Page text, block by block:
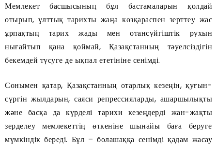
Мемлекет басшысының бұл бастамаларын қолдай
отырып, ұлттық тарихты жаңа көзқараспен зерттеу жас
ұрпақтың тарих жады мен отансүйгіштік рухын
нығайтып қана қоймай, Қазақстанның тәуелсіздігін
бекемдей түсуге де ықпал ететініне сенімді.
Сонымен қатар, Қазақстанның отарлық кезеңін, қуғын-
сүргін жылдарын, саяси репрессияларды, ашаршылықты
және басқа да күрделі тарихи кезеңдерді жан-жақты
зерделеу мемлекеттің өткеніне шынайы баға беруге
мүмкіндік береді. Бұл – болашаққа сенімді қадам жасау